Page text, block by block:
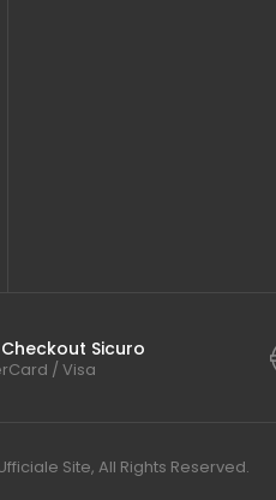
Checkout Sicuro
/ Visa
Site, All Rights Reserved.